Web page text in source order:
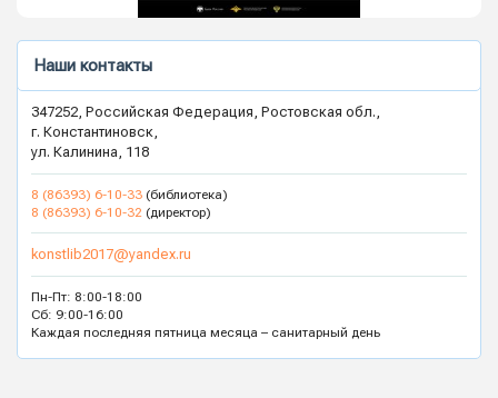
Наши контакты
347252, Российская Федерация, Ростовская обл.,
г. Константиновск,
ул. Калинина, 118
8 (86393) 6-10-33 (библиотека)
8 (86393) 6-10-32 (директор)
konstlib2017@yandex.ru
Пн-Пт: 8:00-18:00
Сб: 9:00-16:00
Каждая последняя пятница месяца – санитарный день